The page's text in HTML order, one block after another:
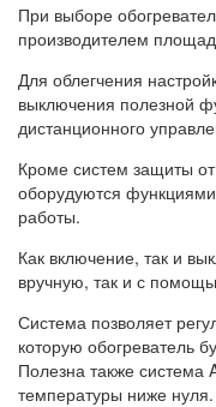
При выборе
производителем
Для облегчения
выключения полезной
дистанционного
Кроме систем защиты
оборудуются
работы.
Как включение, так и
вручную, так и с
Система позволяет
которую обогреватель
Полезна также
температуры ниже нуля.